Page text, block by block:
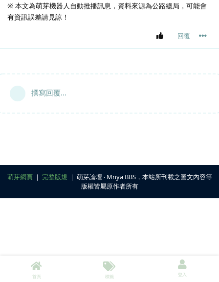
※ 本文為萌芽機器人自動推播訊息，資料來源為公路總局，可能會
有資訊誤差請見諒！
回覆
撰寫回覆...
萌芽網頁｜ 完整版規 ｜ 萌芽論壇 ‧ Mnya BBS，本站所刊載之圖文內容等
版權皆屬原作者所有
首頁 標籤 登入